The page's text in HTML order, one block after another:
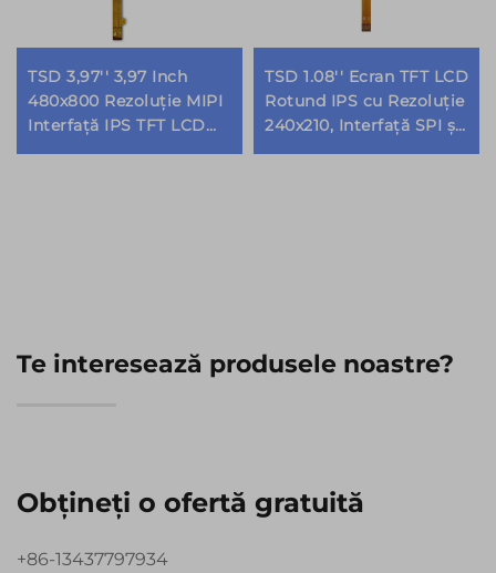
TSD 3,97'' 3,97 Inch
480x800 Rezoluție MIPI
Interfață IPS TFT LCD
Modul de Afisare
TSD 1.08'' Ecran TFT LCD
Rotund IPS cu Rezoluție
240x210, Interfață SPI și
Circuit Integrat ST7789V
Te interesează produsele noastre?
Obțineți o ofertă gratuită
+86-13437797934